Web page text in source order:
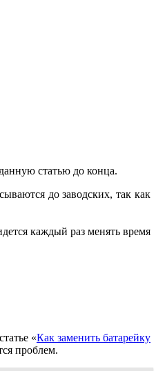
статью до конца.
до заводских, так как
каждый раз менять время
«Как заменить батарейку
проблем.